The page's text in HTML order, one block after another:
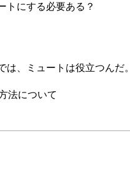
トにする必要ある？
、ミュートは役立つんだ。
法について